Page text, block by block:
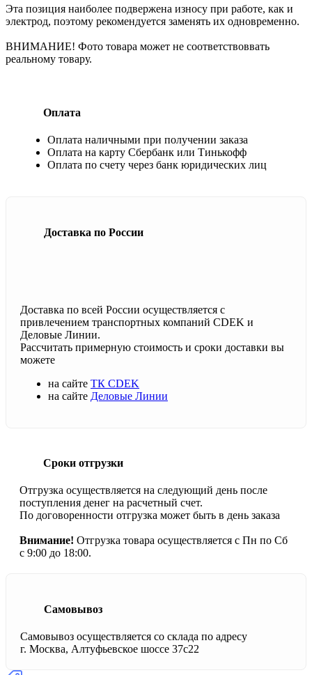
Эта позиция наиболее подвержена износу при работе, как и
электрод, поэтому рекомендуется заменять их одновременно.
ВНИМАНИЕ! Фото товара может не соответствоввать
реальному товару.
Оплата
Оплата наличными при получении заказа
Оплата на карту Сбербанк или Тинькофф
Оплата по счету через банк юридических лиц
Доставка по России
Доставка по всей России осуществляется с
привлечением транспортных компаний CDEK и
Деловые Линии.
Рассчитать примерную стоимость и сроки доставки вы
можете
на сайте ТК CDEK
на сайте Деловые Линии
Сроки отгрузки
Отгрузка осуществляется на следующий день после
поступления денег на расчетный счет.
По договоренности отгрузка может быть в день заказа
Внимание! Отгрузка товара осуществляется с Пн по Сб
с 9:00 до 18:00.
Самовывоз
Самовывоз осуществляется со склада по адресу
г. Москва, Алтуфьевское шоссе 37с22